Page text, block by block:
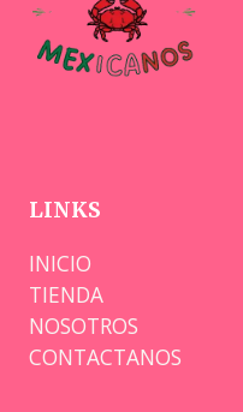
LINKS
INICIO
TIENDA
NOSOTROS
CONTACTANOS